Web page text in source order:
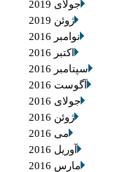
جولای 2019
ژوئن 2019
نوامبر 2016
اکتبر 2016
سپتامبر 2016
آگوست 2016
جولای 2016
ژوئن 2016
می 2016
آوریل 2016
مارس 2016